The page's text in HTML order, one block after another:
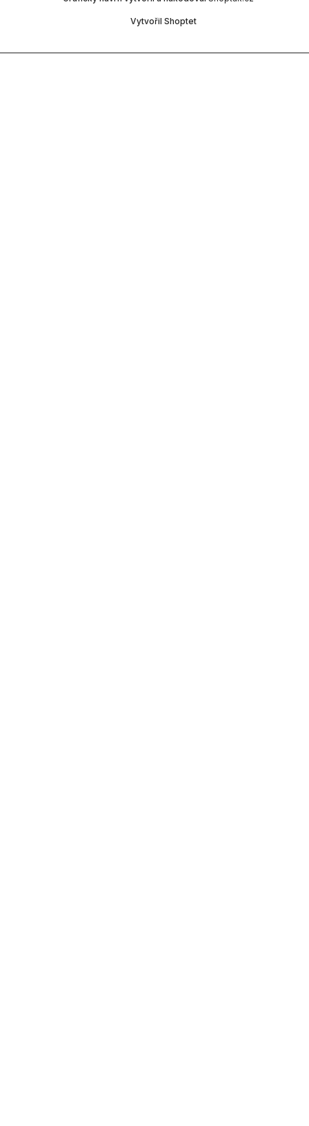
Vytvořil Shoptet